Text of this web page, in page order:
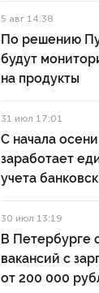
5 авг 14:38
По решению
будут
на продукты
31 июл 17:01
С начала
заработает
учета
30 июл 13:19
В Петербурге
вакансий с
от 200 000